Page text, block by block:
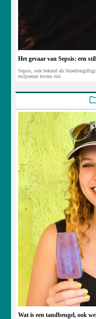
Het gevaar van Sepsis: een
Sepsis, ook bekend als
miljoenen levens eist.
Wat is een tandbeugel, ook